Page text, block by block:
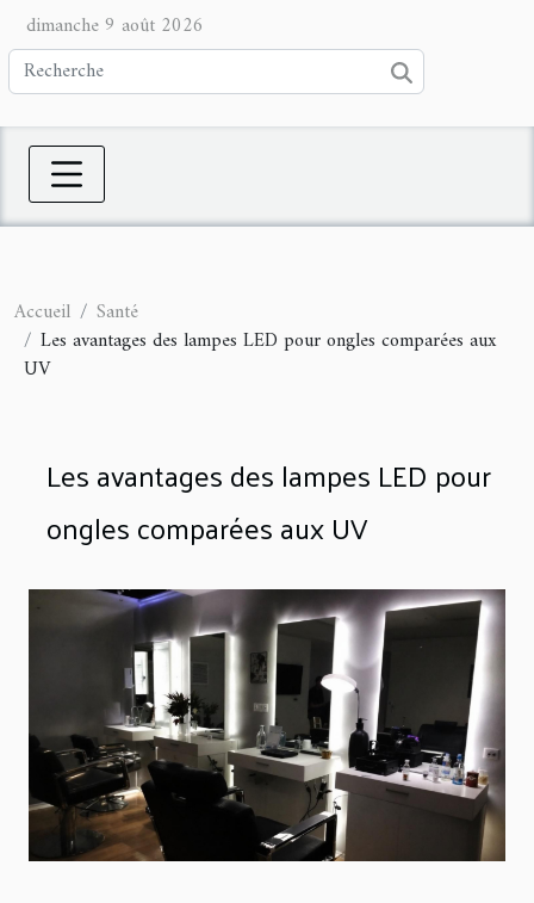
dimanche 9 août 2026
Accueil
Santé
Les avantages des lampes LED pour ongles comparées aux
UV
Les avantages des lampes LED pour
ongles comparées aux UV